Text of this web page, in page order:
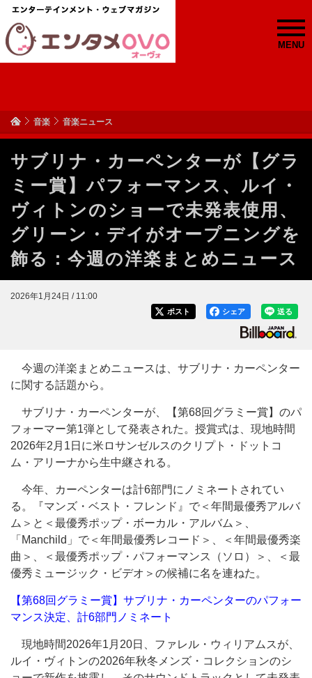
MENU
音楽 音楽ニュース
サブリナ・カーペンターが【グラ
ミー賞】パフォーマンス、ルイ・
ヴィトンのショーで未発表使用、
グリーン・デイがオープニングを
飾る：今週の洋楽まとめニュース
2026年1月24日 / 11:00
送る
シェア
ポスト
今週の洋楽まとめニュースは、サブリナ・カーペンター
に関する話題から。
サブリナ・カーペンターが、【第68回グラミー賞】のパ
フォーマー第1弾として発表された。授賞式は、現地時間
2026年2月1日に米ロサンゼルスのクリプト・ドットコ
ム・アリーナから生中継される。
今年、カーペンターは計6部門にノミネートされてい
る。『マンズ・ベスト・フレンド』で＜年間最優秀アルバ
ム＞と＜最優秀ポップ・ボーカル・アルバム＞、
「Manchild」で＜年間最優秀レコード＞、＜年間最優秀楽
曲＞、＜最優秀ポップ・パフォーマンス（ソロ）＞、＜最
優秀ミュージック・ビデオ＞の候補に名を連ねた。
【第68回グラミー賞】サブリナ・カーペンターのパフォー
マンス決定、計6部門ノミネート
現地時間2026年1月20日、ファレル・ウィリアムスが、
ルイ・ヴィトンの2026年秋冬メンズ・コレクションのシ